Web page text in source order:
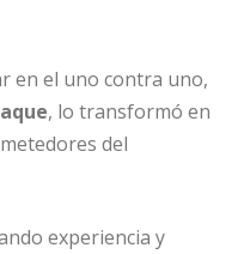
en el uno contra uno,
, lo transformó en
del
experiencia y